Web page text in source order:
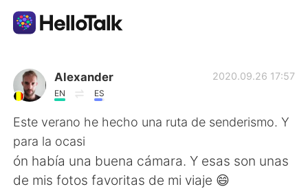
Ứng dụng trao đổi ngôn ngữ
AI Grammar Checker
Tiếng Việt
Alexander
EN ES
2020.09.26 17:57
Este verano he hecho una ruta de senderismo. Y
para la ocasi
ón había una buena cámara. Y esas son unas
de mis fotos favoritas de mi viaje 😄